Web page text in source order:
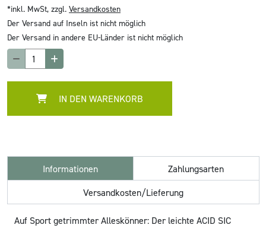
*inkl. MwSt, zzgl. Versandkosten
Der Versand auf Inseln ist nicht möglich
Der Versand in andere EU-Länder ist nicht möglich
IN DEN WARENKORB
Informationen
Zahlungsarten
Versandkosten/Lieferung
Auf Sport getrimmter Alleskönner: Der leichte ACID SIC